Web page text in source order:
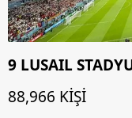
9 LUSAIL
88,966 KİŞİ